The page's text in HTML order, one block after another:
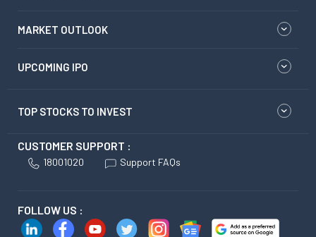
MARKET OUTLOOK
UPCOMING IPO
TOP STOCKS TO INVEST
CUSTOMER SUPPORT :
18001020 Support FAQs
FOLLOW US :